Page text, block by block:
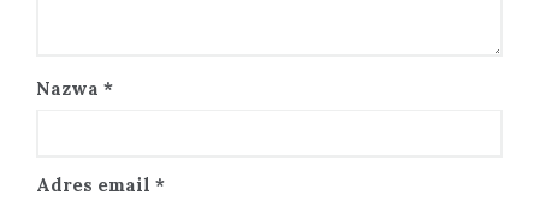
Nazwa *
Adres email *